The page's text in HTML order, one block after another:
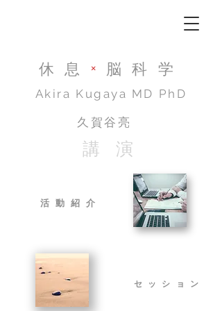
休息 × 脳科学
Akira Kugaya​ MD PhD
久賀谷亮
講 演
活動紹介
​セッション